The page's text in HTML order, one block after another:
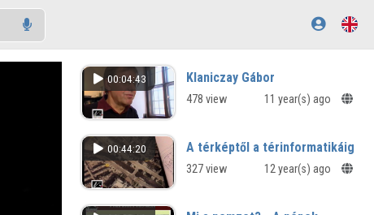
00:04:43 Klaniczay Gábor
478 view 11 year(s) ago
00:44:20 A térképtől a térinformatikáig
327 view 12 year(s) ago